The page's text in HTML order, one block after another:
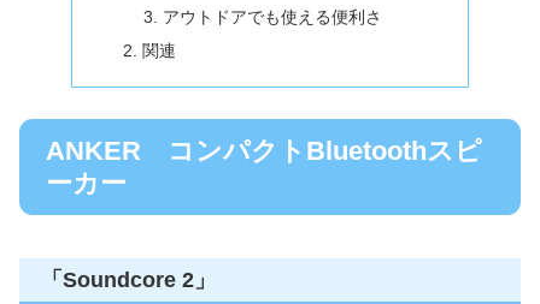
アウトドアでも使える便利さ
関連
ANKER コンパクトBluetoothスピ
ーカー
「Soundcore 2」